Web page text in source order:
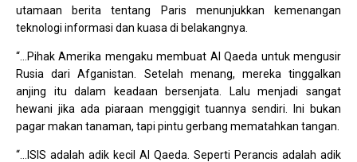
utamaan berita tentang Paris menunjukkan kemenangan
teknologi informasi dan kuasa di belakangnya.
“…Pihak Amerika mengaku membuat Al Qaeda untuk mengusir
Rusia dari Afganistan. Setelah menang, mereka tinggalkan
anjing itu dalam keadaan bersenjata. Lalu menjadi sangat
hewani jika ada piaraan menggigit tuannya sendiri. Ini bukan
pagar makan tanaman, tapi pintu gerbang mematahkan tangan.
“…ISIS adalah adik kecil Al Qaeda. Seperti Perancis adalah adik